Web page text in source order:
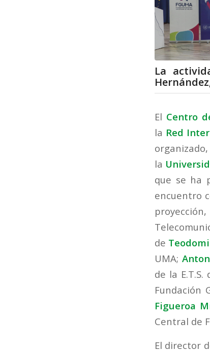
La
El Centro
la Red
la
que se ha
encuentro
de
UMA;
de la
Fundación
Figueroa
Central de
El director